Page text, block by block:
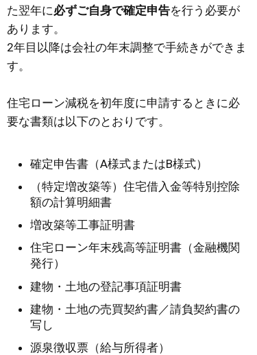
た翌年に必ずご自身で確定申告を行う必要が
あります。
2年目以降は会社の年末調整で手続きができま
す。
住宅ローン減税を初年度に申請するときに必
要な書類は以下のとおりです。
確定申告書（A様式またはB様式）
（特定増改築等）住宅借入金等特別控除
額の計算明細書
増改築等工事証明書
住宅ローン年末残高等証明書（金融機関
発行）
建物・土地の登記事項証明書
建物・土地の売買契約書／請負契約書の
写し
源泉徴収票（給与所得者）